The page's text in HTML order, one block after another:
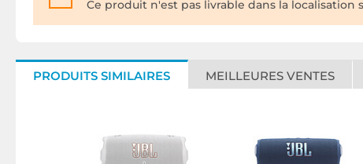
Ce produit n'est pas livrable dans la localisation
PRODUITS SIMILAIRES MEILLEURES VENTES